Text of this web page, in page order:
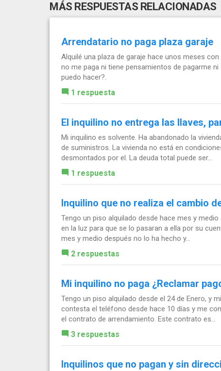
MÁS RESPUESTAS RELACIONADAS
Arrendatario no paga plaza garaje
Alquilé una plaza de garaje hace unos meses
no me paga ni tiene pensamientos de pagarme
puedo hacer?.
1 respuesta
El inquilino no entrega las llaves,
Mi inquilino es solvente. Ha abandonado la
de suministros. La vivienda no está en
desmontados por el. La deuda total puede ser...
1 respuesta
Inquilino que no realiza el cambio
Tengo un piso alquilado desde hace mes y
en la luz para que se lo pasaran a ella por su
mes y medio después no lo ha hecho y...
2 respuestas
Mi inquilino no paga ¿Reclamar
Tengo un piso alquilado desde el 24 de Enero, y
contesta el teléfono desde hace 10 días y me
el contrato de arrendamiento. Este contrato es...
3 respuestas
Inquilinos que no pagan y sin